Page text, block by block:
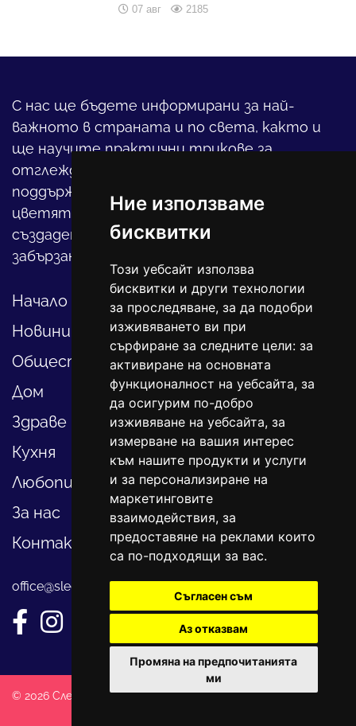
Ние използваме
бисквитки
Този уебсайт използва
бисквитки и други технологии
за проследяване, за да подобри
изживяването ви при
сърфиране за следните цели: за
активиране на основната
функционалност на уебсайта, за
да осигурим по-добро
изживяване на уебсайта, за
измерване на вашия интерес
към нашите продукти и услуги
и за персонализиране на
маркетинговите
взаимодействия, за
предоставяне на реклами които
са по-подходящи за вас.
Съгласен съм
Аз отказвам
Промяна на предпочитанията
ми
07 авг 2185
С нас ще бъдете информирани за най-
важното в страната и по света, както и
ще научите практични трикове за
отглеждането на детето, за
поддържането на дома и градината,
цветята, интериора и, въобще, как да
създадете своя уютен оазис в този така
забързан свят.
Начало
Новини
Общество
Дом
Здраве
Кухня
Любопитно
За нас
Контакти
office@sledvayme.net
© 2026 Следвай ме. Всички права запазени!